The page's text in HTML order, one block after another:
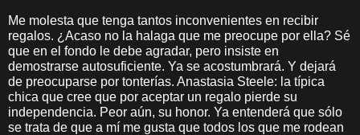
Me molesta que tenga tantos inconvenientes en recibir
regalos. ¿Acaso no la halaga que me preocupe por ella? Sé
que en el fondo le debe agradar, pero insiste en
demostrarse autosuficiente. Ya se acostumbrará. Y dejará
de preocuparse por tonterías. Anastasia Steele: la típica
chica que cree que por aceptar un regalo pierde su
independencia. Peor aún, su honor. Ya entenderá que sólo
se trata de que a mí me gusta que todos los que me rodean